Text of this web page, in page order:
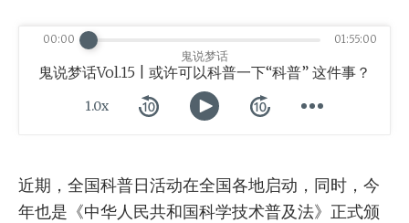
鬼说梦话
鬼说梦话Vol.15 | 或许可以科普一下“科普” 这件事？
1.0x
00:00 01:55:00
近期，全国科普日活动在全国各地启动，同时，今
年也是《中华人民共和国科学技术普及法》正式颁